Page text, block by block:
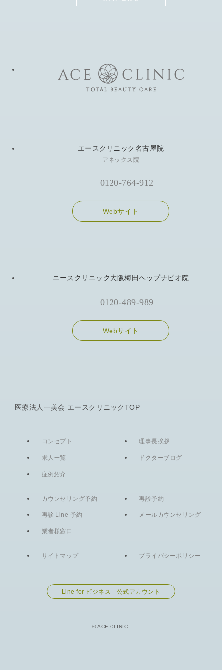
エースクリニック名古屋院
アネックス院
0120-764-912
Webサイト
エースクリニック大阪梅田ヘップナビオ院
0120-489-989
Webサイト
医療法人一美会 エースクリニックTOP
コンセプト 理事長挨拶
求人一覧 ドクターブログ
症例紹介
カウンセリング予約 再診予約
再診 Line 予約 メールカウンセリング
業者様窓口
サイトマップ プライバシーポリシー
Line for ビジネス 公式アカウント
© ACE CLINIC.